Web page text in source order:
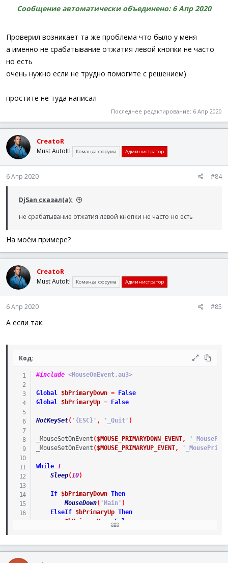
$bPrimaryDown = False
Сообщение автоматически объединено: 6 Апр 2020
Проверил возникает та же проблема что было у меня
а именно не срабатывание отжатия левой кнопки не часто
но есть
очень нужно если не трудно помогите с решением)
простите не туда написал
Последнее редактирование: 6 Апр 2020
CreatoR
Must AutoIt! Команда форума Администратор
6 Апр 2020 #84
DjSan сказал(а):
не срабатывание отжатия левой кнопки не часто но есть
На моём примере?
CreatoR
Must AutoIt! Команда форума Администратор
6 Апр 2020 #85
А если так:
Код:
#include <MouseOnEvent.au3>
Global $bPrimaryDown =
False
Global
$bPrimaryUp = False
HotKeySet( '{ESC}' , '_Quit' )
_MouseSetOnEvent ($MOUSE_PRIMARYDOWN_EVENT,
_MouseSetOnEvent ($MOUSE_PRIMARYUP_EVENT,
While
1
Sleep(10)
If $bPrimaryDown Then
MouseDown( 'Main' )
ElseIf
$bPrimaryUp Then
$bPrimaryUp
False